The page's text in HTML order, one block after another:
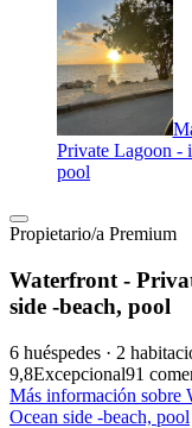
Private Lagoon -
pool
Propietario/a Premium
Waterfront -
side -beach, pool
6 huéspedes · 2
9,8Excepcional91
Más información sobre
Ocean side -beach, pool